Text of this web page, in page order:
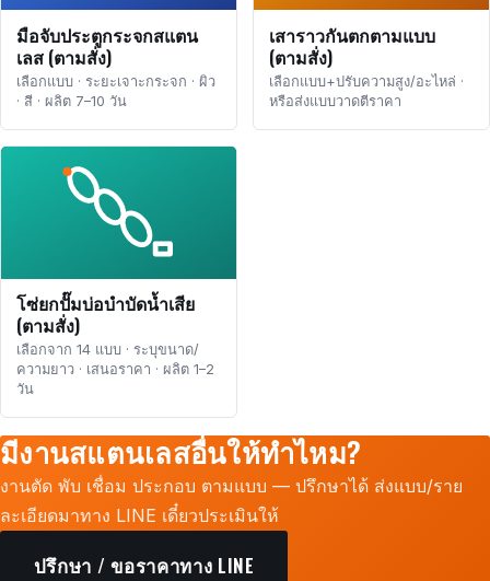
มือจับประตูกระจกสแตน
เลส (ตามสั่ง)
เลือกแบบ · ระยะเจาะกระจก · ผิว
· สี · ผลิต 7–10 วัน
เสาราวกันตกตามแบบ
(ตามสั่ง)
เลือกแบบ+ปรับความสูง/อะไหล่ ·
หรือส่งแบบวาดตีราคา
โซ่ยกปั๊มบ่อบำบัดน้ำเสีย
(ตามสั่ง)
เลือกจาก 14 แบบ · ระบุขนาด/
ความยาว · เสนอราคา · ผลิต 1–2
วัน
มีงานสแตนเลสอื่นให้ทำไหม?
งานตัด พับ เชื่อม ประกอบ ตามแบบ — ปรึกษาได้ ส่งแบบ/ราย
ละเอียดมาทาง LINE เดี๋ยวประเมินให้
ปรึกษา / ขอราคาทาง LINE